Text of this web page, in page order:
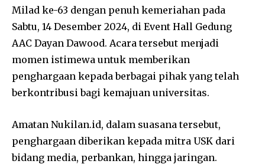
Milad ke-63 dengan penuh kemeriahan pada
Sabtu, 14 Desember 2024, di Event Hall Gedung
AAC Dayan Dawood. Acara tersebut menjadi
momen istimewa untuk memberikan
penghargaan kepada berbagai pihak yang telah
berkontribusi bagi kemajuan universitas.
Amatan Nukilan.id, dalam suasana tersebut,
penghargaan diberikan kepada mitra USK dari
bidang media, perbankan, hingga jaringan.